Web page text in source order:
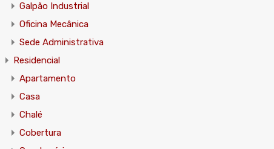
Galpão Industrial
Oficina Mecânica
Sede Administrativa
Residencial
Apartamento
Casa
Chalé
Cobertura